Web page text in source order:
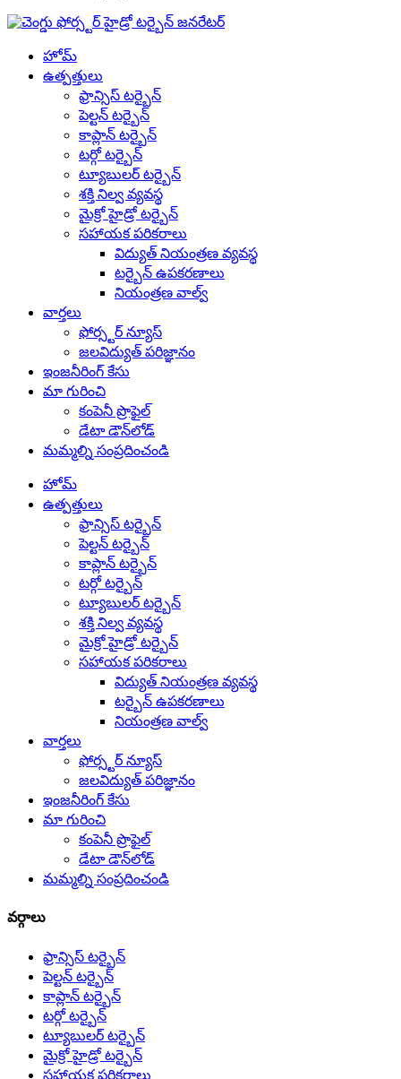
హోమ్
ఉత్పత్తులు
ఫ్రాన్సిస్ టర్బైన్
పెల్టన్ టర్బైన్
కాప్లాన్ టర్బైన్
టర్గో టర్బైన్
ట్యూబులర్ టర్బైన్
శక్తి నిల్వ వ్యవస్థ
మైక్రో హైడ్రో టర్బైన్
సహాయక పరికరాలు
విద్యుత్ నియంత్రణ వ్యవస్థ
టర్బైన్ ఉపకరణాలు
నియంత్రణ వాల్వ్
వార్తలు
ఫోర్స్టర్ న్యూస్
జలవిద్యుత్ పరిజ్ఞానం
ఇంజనీరింగ్ కేసు
మా గురించి
కంపెనీ ప్రొఫైల్
డేటా డౌన్‌లోడ్
మమ్మల్ని సంప్రదించండి
హోమ్
ఉత్పత్తులు
ఫ్రాన్సిస్ టర్బైన్
పెల్టన్ టర్బైన్
కాప్లాన్ టర్బైన్
టర్గో టర్బైన్
ట్యూబులర్ టర్బైన్
శక్తి నిల్వ వ్యవస్థ
మైక్రో హైడ్రో టర్బైన్
సహాయక పరికరాలు
విద్యుత్ నియంత్రణ వ్యవస్థ
టర్బైన్ ఉపకరణాలు
నియంత్రణ వాల్వ్
వార్తలు
ఫోర్స్టర్ న్యూస్
జలవిద్యుత్ పరిజ్ఞానం
ఇంజనీరింగ్ కేసు
మా గురించి
కంపెనీ ప్రొఫైల్
డేటా డౌన్‌లోడ్
మమ్మల్ని సంప్రదించండి
వర్గాలు
ఫ్రాన్సిస్ టర్బైన్
పెల్టన్ టర్బైన్
కాప్లాన్ టర్బైన్
టర్గో టర్బైన్
ట్యూబులర్ టర్బైన్
మైక్రో హైడ్రో టర్బైన్
సహాయక పరికరాలు